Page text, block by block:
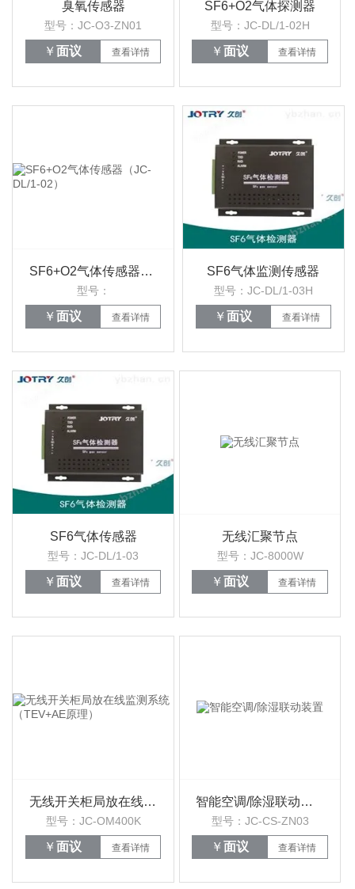
臭氧传感器
型号：JC-O3-ZN01
￥面议 查看详情
SF6+O2气体探测器
型号：JC-DL/1-02H
￥面议 查看详情
SF6+O2气体传感器（JC-DL/1-02）
型号：
￥面议 查看详情
SF6气体监测传感器
型号：JC-DL/1-03H
￥面议 查看详情
SF6气体传感器
型号：JC-DL/1-03
￥面议 查看详情
无线汇聚节点
型号：JC-8000W
￥面议 查看详情
无线开关柜局放在线监测系统（TEV+AE原理）
型号：JC-OM400K
￥面议 查看详情
智能空调/除湿联动装置
型号：JC-CS-ZN03
￥面议 查看详情